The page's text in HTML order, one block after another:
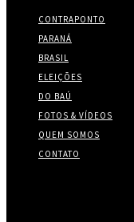
CONTRAPONTO
PARANÁ
BRASIL
ELEIÇÕES
DO BAÚ
FOTOS & VÍDEOS
QUEM SOMOS
CONTATO